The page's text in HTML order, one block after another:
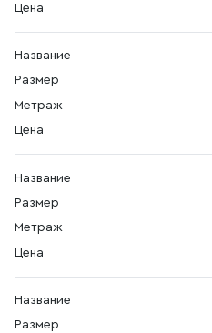
Цена
Название
Размер
Метраж
Цена
Название
Размер
Метраж
Цена
Название
Размер